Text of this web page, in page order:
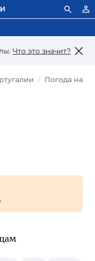
Что это значит?
Погода на